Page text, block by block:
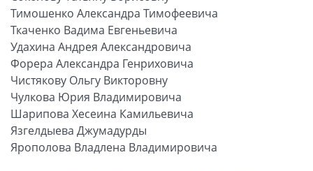
Тимошенко Александра Тимофеевича
Ткаченко Вадима Евгеньевича
Удахина Андрея Александровича
Форера Александра Генриховича
Чистякову Ольгу Викторовну
Чулкова Юрия Владимировича
Шарипова Хесеина Камильевича
Язгелдыева Джумадурды
Ярополова Владлена Владимировича